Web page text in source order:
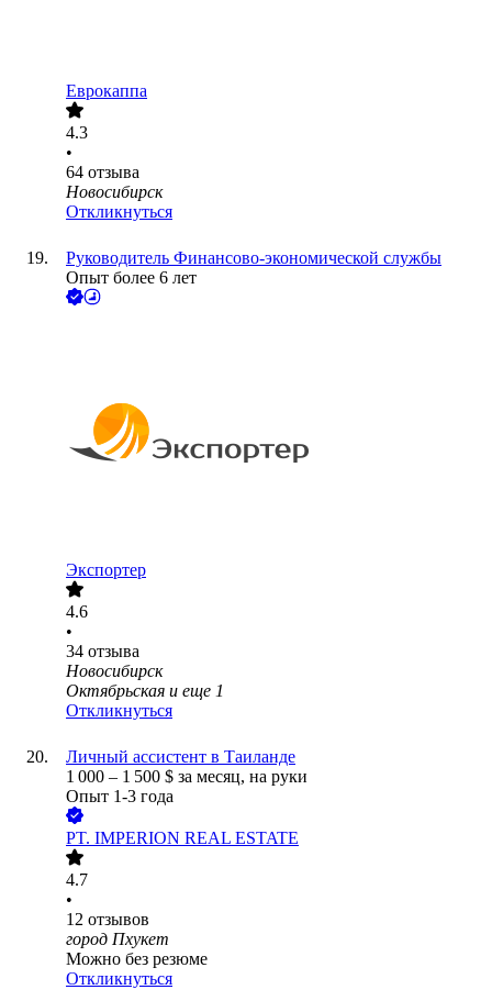
Еврокаппа
4.3
•
64 отзыва
Новосибирск
Откликнуться
Руководитель Финансово-экономической службы
Опыт более 6 лет
Экспортер
4.6
•
34 отзыва
Новосибирск
Октябрьская и еще 1
Откликнуться
Личный ассистент в Таиланде
1 000 – 1 500 $ за месяц, на руки
Опыт 1-3 года
PT. IMPERION REAL ESTATE
4.7
•
12 отзывов
город Пхукет
Можно без резюме
Откликнуться